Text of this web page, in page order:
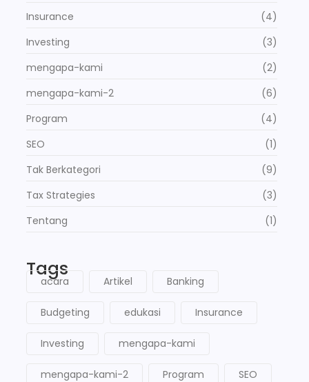
Insurance
(4)
Investing
(3)
mengapa-kami
(2)
mengapa-kami-2
(6)
Program
(4)
SEO
(1)
Tak Berkategori
(9)
Tax Strategies
(3)
Tentang
(1)
Tags
acara Artikel Banking
Budgeting edukasi Insurance
Investing mengapa-kami
mengapa-kami-2 Program SEO